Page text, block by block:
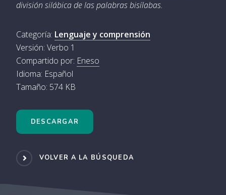
división silábica de las palabras bisílabas.
Categoría: Lenguaje y comprensión
Versión: Verbo 1
Compartido por: Eneso
Idioma: Español
Tamaño: 574 KB
DESCARGAR
VOLVER A LA BÚSQUEDA